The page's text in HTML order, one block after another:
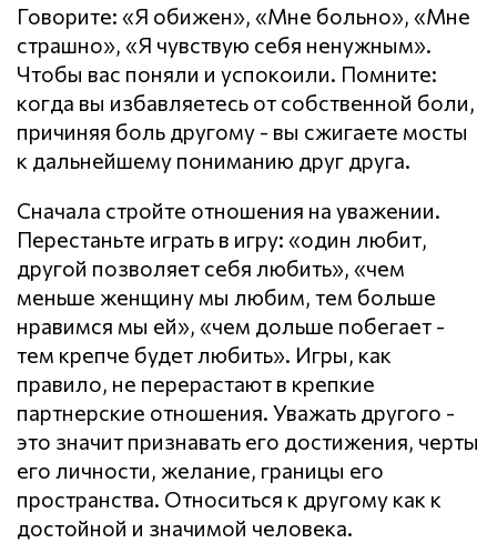
Говорите: «Я обижен», «Мне больно», «Мне
страшно», «Я чувствую себя ненужным».
Чтобы вас поняли и успокоили. Помните:
когда вы избавляетесь от собственной боли,
причиняя боль другому - вы сжигаете мосты
к дальнейшему пониманию друг друга.
Сначала стройте отношения на уважении.
Перестаньте играть в игру: «один любит,
другой позволяет себя любить», «чем
меньше женщину мы любим, тем больше
нравимся мы ей», «чем дольше побегает -
тем крепче будет любить». Игры, как
правило, не перерастают в крепкие
партнерские отношения. Уважать другого -
это значит признавать его достижения, черты
его личности, желание, границы его
пространства. Относиться к другому как к
достойной и значимой человека.